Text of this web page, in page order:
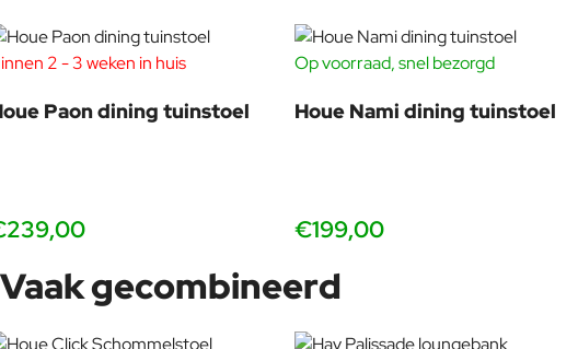
2 - 3 weken in huis
Paon dining tuinstoel
Op voorraad, snel bezorgd
Houe Nami dining tuinstoel
€199,00
Vaak gecombineerd